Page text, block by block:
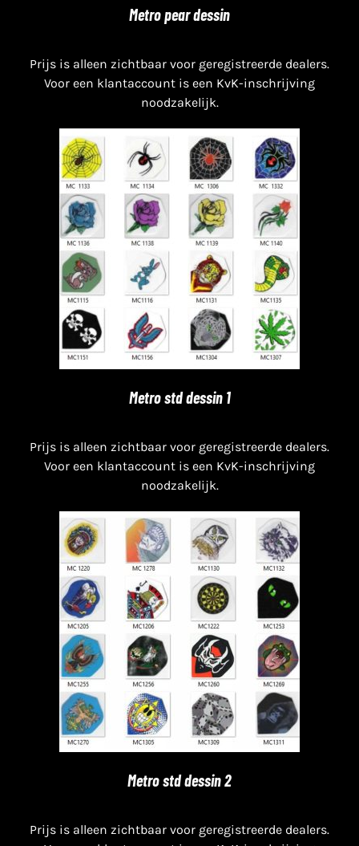
Metro pear dessin
Prijs is alleen zichtbaar voor geregistreerde dealers.
Voor een klantaccount is een KvK-inschrijving
noodzakelijk.
Metro std dessin 1
Prijs is alleen zichtbaar voor geregistreerde dealers.
Voor een klantaccount is een KvK-inschrijving
noodzakelijk.
Metro std dessin 2
Prijs is alleen zichtbaar voor geregistreerde dealers.